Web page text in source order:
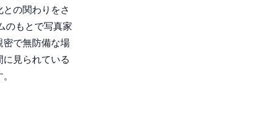
の関わりをさ
のもとで写真家
密で無防備な場
見られている